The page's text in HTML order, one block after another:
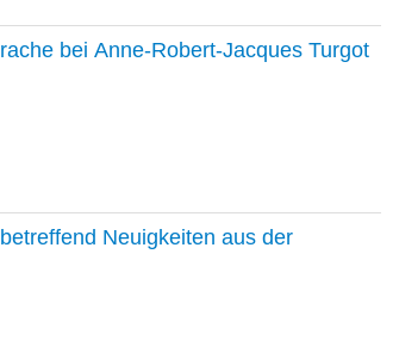
bei Anne-Robert-Jacques Turgot
Neuigkeiten aus der